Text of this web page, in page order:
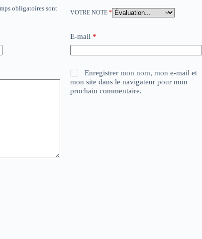
obligatoires sont
VOTRE NOTE *
E-mail *
Enregistrer mon nom, mon e-mail et
mon site dans le navigateur pour mon
prochain commentaire.